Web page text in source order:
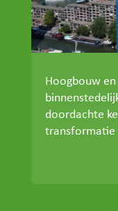
Hoogbouw
doordachte
transformatie